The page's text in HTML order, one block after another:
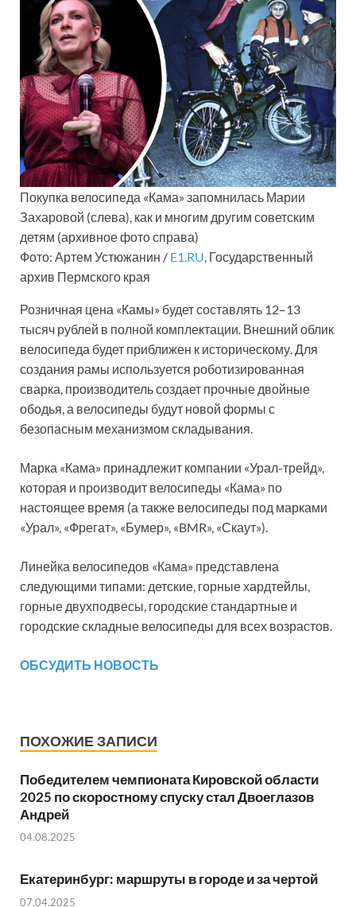
Покупка велосипеда «Кама» запомнилась Марии
Захаровой (слева), как и многим другим советским
детям (архивное фото справа)
Фото: Артем Устюжанин / E1.RU , Государственный
архив Пермского края
Розничная цена «Камы» будет составлять 12–13
тысяч рублей в полной комплектации. Внешний облик
велосипеда будет приближен к историческому. Для
создания рамы используется роботизированная
сварка, производитель создает прочные двойные
ободья, а велосипеды будут новой формы с
безопасным механизмом складывания.
Марка «Кама» принадлежит компании «Урал-трейд»,
которая и производит велосипеды «Кама» по
настоящее время (а также велосипеды под марками
«Урал», «Фрегат», «Бумер», «BMR», «Скаут»).
Линейка велосипедов «Кама» представлена
следующими типами: детские, горные хардтейлы,
горные двухподвесы, городские стандартные и
городские складные велосипеды для всех возрастов.
ОБСУДИТЬ НОВОСТЬ
ПОХОЖИЕ ЗАПИСИ
Победителем чемпионата Кировской области
2025 по скоростному спуску стал Двоеглазов
Андрей
04.08.2025
Екатеринбург: маршруты в городе и за чертой
07.04.2025